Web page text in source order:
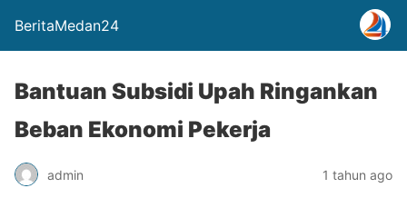
BeritaMedan24
Bantuan Subsidi Upah Ringankan
Beban Ekonomi Pekerja
admin 1 tahun ago